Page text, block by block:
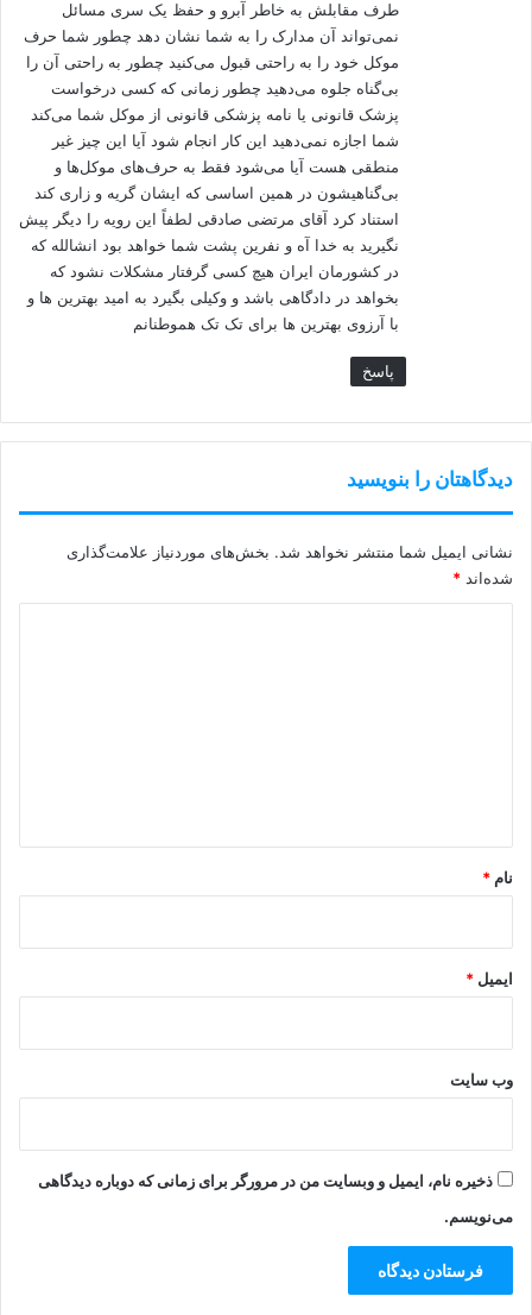
طرف مقابلش به خاطر آبرو و حفظ یک سری مسائل
نمی‌تواند آن مدارک را به شما نشان دهد چطور شما حرف
موکل خود را به راحتی قبول می‌کنید چطور به راحتی آن را
بی‌گناه جلوه می‌دهید چطور زمانی که کسی درخواست
پزشک قانونی یا نامه پزشکی قانونی از موکل شما می‌کند
شما اجازه نمی‌دهید این کار انجام شود آیا این چیز غیر
منطقی هست آیا می‌شود فقط به حرف‌های موکل‌ها و
بی‌گناهیشون در همین اساسی که ایشان گریه و زاری کند
استناد کرد آقای مرتضی صادقی لطفاً این رویه را دیگر پیش
نگیرید به خدا آه و نفرین پشت شما خواهد بود انشالله که
در کشورمان ایران هیچ کسی گرفتار مشکلات نشود که
بخواهد در دادگاهی باشد و وکیلی بگیرد به امید بهترین ها و
با آرزوی بهترین ها برای تک تک هموطنانم
پاسخ
دیدگاهتان را بنویسید
نشانی ایمیل شما منتشر نخواهد شد. بخش‌های موردنیاز علامت‌گذاری
شده‌اند *
نام *
ایمیل *
وب‌ سایت
ذخیره نام، ایمیل و وبسایت من در مرورگر برای زمانی که دوباره دیدگاهی
می‌نویسم.